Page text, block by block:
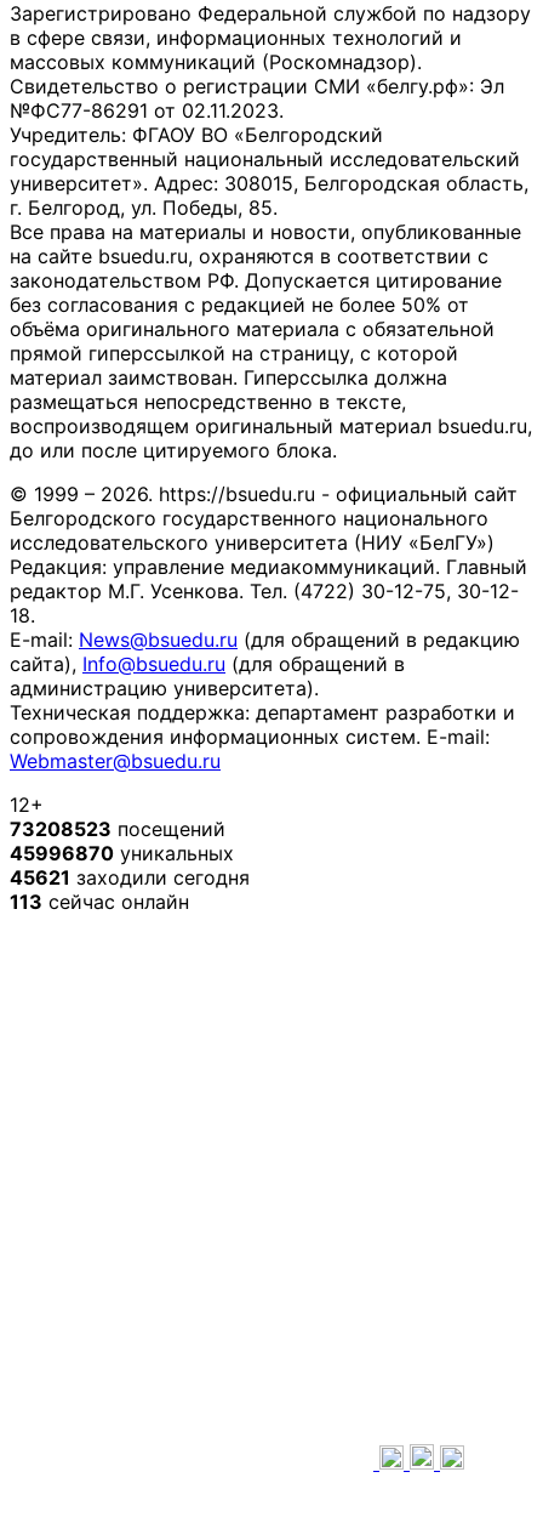
Зарегистрировано Федеральной службой по надзору
в сфере связи, информационных технологий и
массовых коммуникаций (Роскомнадзор).
Свидетельство о регистрации СМИ «белгу.рф»: Эл
№ФС77-86291 от 02.11.2023.
Учредитель: ФГАОУ ВО «Белгородский
государственный национальный исследовательский
университет». Адрес: 308015, Белгородская область,
г. Белгород, ул. Победы, 85.
Все права на материалы и новости, опубликованные
на сайте bsuedu.ru, охраняются в соответствии с
законодательством РФ. Допускается цитирование
без согласования с редакцией не более 50% от
объёма оригинального материала с обязательной
прямой гиперссылкой на страницу, с которой
материал заимствован. Гиперссылка должна
размещаться непосредственно в тексте,
воспроизводящем оригинальный материал bsuedu.ru,
до или после цитируемого блока.
© 1999 – 2026. https://bsuedu.ru - официальный сайт
Белгородского государственного национального
исследовательского университета (НИУ «БелГУ»)
Редакция: управление медиакоммуникаций. Главный
редактор М.Г. Усенкова. Тел. (4722) 30-12-75, 30-12-
18.
E-mail: News@bsuedu.ru (для обращений в редакцию
сайта), Info@bsuedu.ru (для обращений в
администрацию университета).
Техническая поддержка: департамент разработки и
сопровождения информационных систем. E-mail:
Webmaster@bsuedu.ru
12+
73208523 посещений
45996870 уникальных
45621 заходили сегодня
113 сейчас онлайн